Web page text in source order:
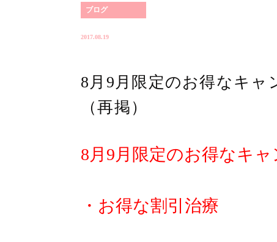
ブログ
2017.08.19
8月9月限定のお得なキャ
（再掲）
8月9月限定のお得なキ
・お得な割引治療